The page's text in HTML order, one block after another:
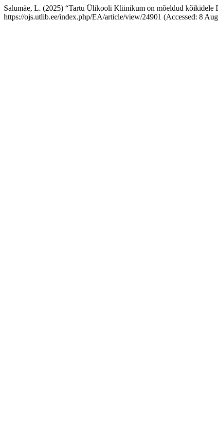
Salumäe, L. (2025) “Tartu Ülikooli Kliinikum on mõeldud kõikidele
https://ojs.utlib.ee/index.php/EA/article/view/24901 (Accessed: 8